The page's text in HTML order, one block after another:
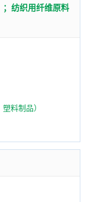
；纺织用纤维原料
料制品）